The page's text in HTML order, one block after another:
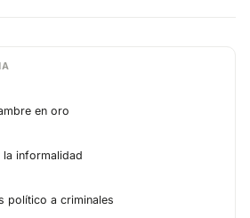
en oro
la informalidad
político a criminales